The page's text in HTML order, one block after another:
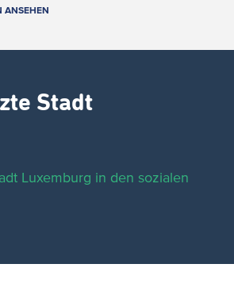
ANSEHEN
Stadt
Luxemburg in den sozialen